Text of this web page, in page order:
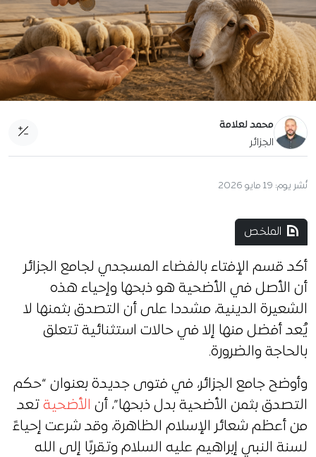
محمد لعلامة
الجزائر
نُشر يوم: 19 مايو 2026
الملخص
أكد قسم الإفتاء بالفضاء المسجدي لجامع الجزائر
أن الأصل في الأضحية هو ذبحها وإحياء هذه
الشعيرة الدينية، مشددا على أن التصدق بثمنها لا
يُعد أفضل منها إلا في حالات استثنائية تتعلق
بالحاجة والضرورة.
وأوضح جامع الجزائر، في فتوى جديدة بعنوان “حكم
التصدق بثمن الأضحية بدل ذبحها”، أن الأضحية تعد
من أعظم شعائر الإسلام الظاهرة، وقد شرعت إحياءً
لسنة النبي إبراهيم عليه السلام وتقربًا إلى الله